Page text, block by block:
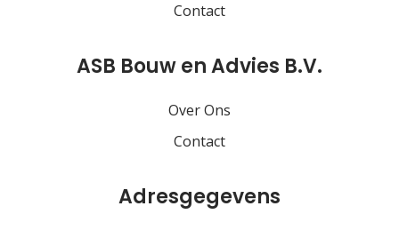
Contact
ASB Bouw en Advies B.V.
Over Ons
Contact
Adresgegevens